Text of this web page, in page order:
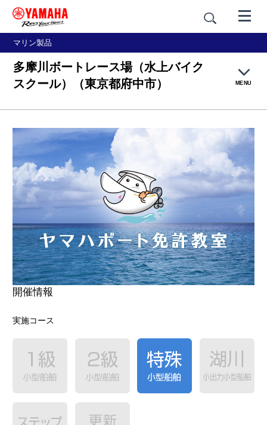
マリン製品
多摩川ボートレース場（水上バイク
スクール）（東京都府中市）
MENU
ヤマハボート免許教室について
船舶免許の取り方
講習内容
会場紹介
お申込み方法
体験レポート
合格者の声
開催情報
実施コース